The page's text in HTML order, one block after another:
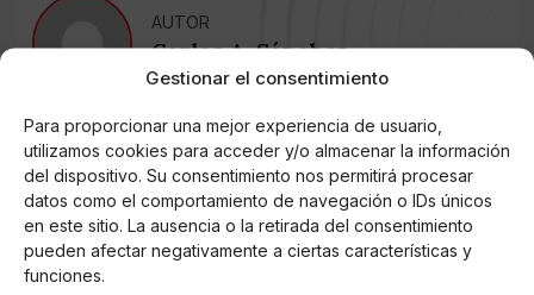
Gestionar el consentimiento
Para proporcionar una mejor experiencia de usuario,
utilizamos cookies para acceder y/o almacenar la información
del dispositivo. Su consentimiento nos permitirá procesar
datos como el comportamiento de navegación o IDs únicos
en este sitio. La ausencia o la retirada del consentimiento
pueden afectar negativamente a ciertas características y
funciones.
AUTOR
Carlos A. Sánchez
Noticias relacionadas
Online Casino
Mejores Cripto Casinos Online en
Colombia 2025: Bitcoin Casinos